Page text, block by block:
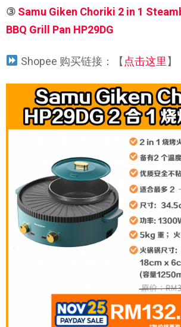
③ Samu Giken Choriki 2 in 1
BBQ Grill Pan HP29DG
Shopee 购买链接：【点击这里】